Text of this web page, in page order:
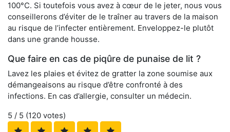
100°C. Si toutefois vous avez à cœur de le jeter, nous vous
conseillerons d’éviter de le traîner au travers de la maison
au risque de l’infecter entièrement. Enveloppez-le plutôt
dans une grande housse.
Que faire en cas de piqûre de punaise de lit ?
Lavez les plaies et évitez de gratter la zone soumise aux
démangeaisons au risque d’être confronté à des
infections. En cas d’allergie, consulter un médecin.
5 / 5 (120 votes)